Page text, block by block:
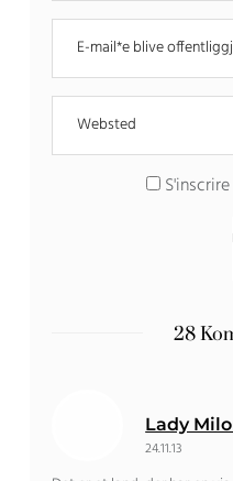
28
Lady
24.11.13